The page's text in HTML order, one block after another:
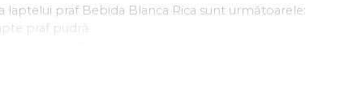
praf Bebida Blanca Rica sunt următoarele:
praf pudră
E551, emulsificatori
pentru aparatele de vending?